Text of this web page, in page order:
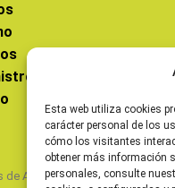
Esta web utiliza cookies
carácter personal de los
cómo los visitantes
obtener más información
personales, consulte
de Aragón